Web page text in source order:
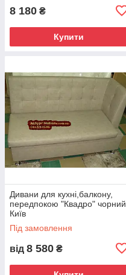
8 180 ₴
Купити
Дивани для кухні,балкону,
передпокою "Квадро" чорний
Київ
Під замовлення
від 8 580 ₴